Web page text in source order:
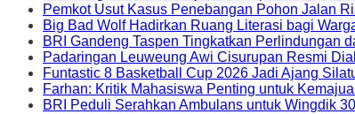
Pemkot Usut Kasus Penebangan Pohon Jalan
Big Bad Wolf Hadirkan Ruang Literasi bagi
BRI Gandeng Taspen Tingkatkan Perlindungan
Padaringan Leuweung Awi Cisurupan Resmi
Funtastic 8 Basketball Cup 2026 Jadi Ajang
Farhan: Kritik Mahasiswa Penting untuk
BRI Peduli Serahkan Ambulans untuk Wingdik